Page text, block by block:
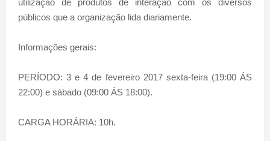
públicos que a organização lida diariamente.
Informações gerais:
PERÍODO: 3 e 4 de fevereiro 2017 sexta-feira (19:00 ÁS
22:00) e sábado (09:00 ÁS 18:00).
CARGA HORÁRIA: 10h.